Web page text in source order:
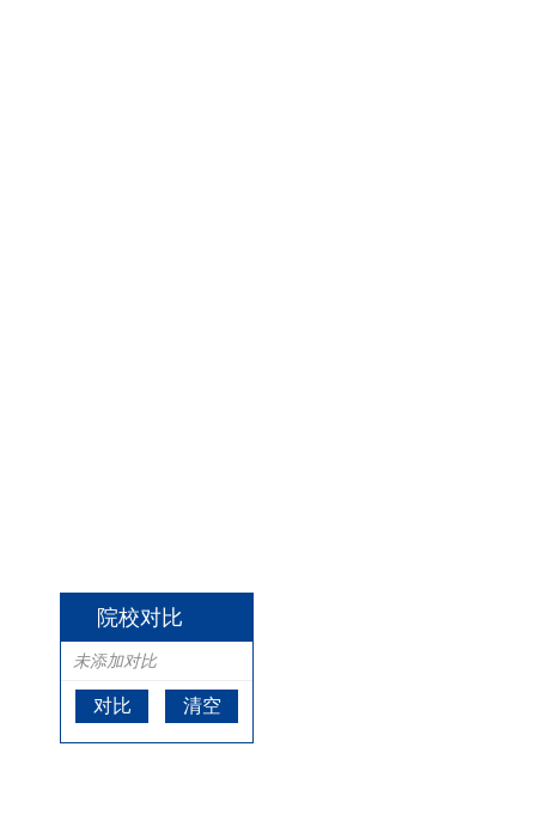
院校对比
未添加对比
对比 清空